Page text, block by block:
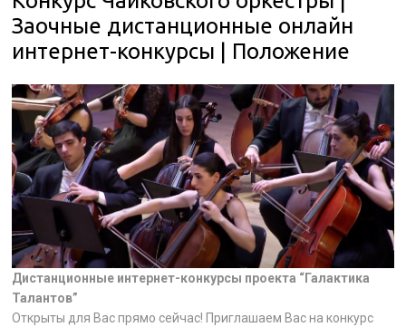
Заочные дистанционные онлайн
интернет-конкурсы | Положение
Дистанционные интернет-конкурсы проекта “Галактика
Талантов”
Открыты для Вас прямо сейчас! Приглашаем Вас на конкурс